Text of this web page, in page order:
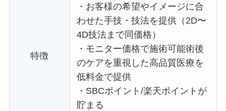
特徴
・ お客様の希望やイメージに合
わせた手技・技法を提供（2D〜
4D技法まで同価格）
・ モニター価格で施術可能術後
のケアを重視した高品質医療を
低料金で提供
・ SBCポイント/楽天ポイントが
貯まる